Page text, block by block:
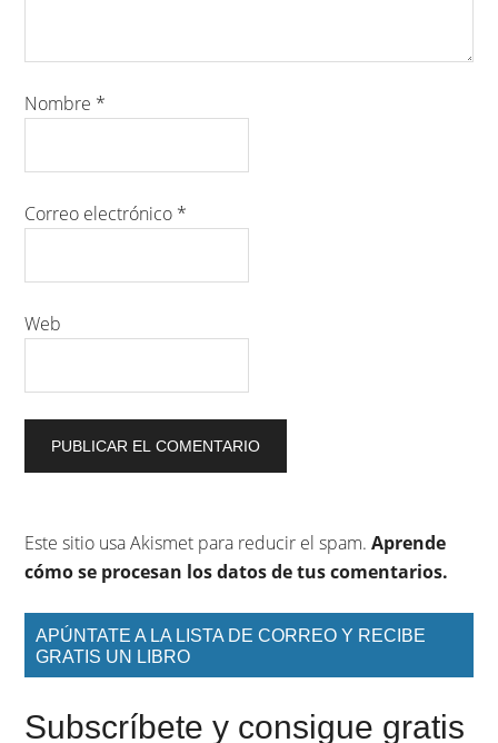
Nombre *
Correo electrónico *
Web
Este sitio usa Akismet para reducir el spam.Aprende
cómo se procesan los datos de tus comentarios.
APÚNTATE A LA LISTA DE CORREO Y RECIBE
GRATIS UN LIBRO
Subscríbete y consigue gratis